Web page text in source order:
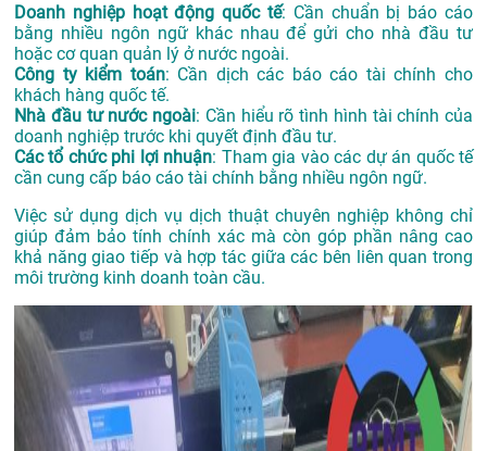
Doanh nghiệp hoạt động quốc tế: Cần chuẩn bị báo cáo
bằng nhiều ngôn ngữ khác nhau để gửi cho nhà đầu tư
hoặc cơ quan quản lý ở nước ngoài.
Công ty kiểm toán: Cần dịch các báo cáo tài chính cho
khách hàng quốc tế.
Nhà đầu tư nước ngoài: Cần hiểu rõ tình hình tài chính của
doanh nghiệp trước khi quyết định đầu tư.
Các tổ chức phi lợi nhuận: Tham gia vào các dự án quốc tế
cần cung cấp báo cáo tài chính bằng nhiều ngôn ngữ.
Việc sử dụng dịch vụ dịch thuật chuyên nghiệp không chỉ
giúp đảm bảo tính chính xác mà còn góp phần nâng cao
khả năng giao tiếp và hợp tác giữa các bên liên quan trong
môi trường kinh doanh toàn cầu.